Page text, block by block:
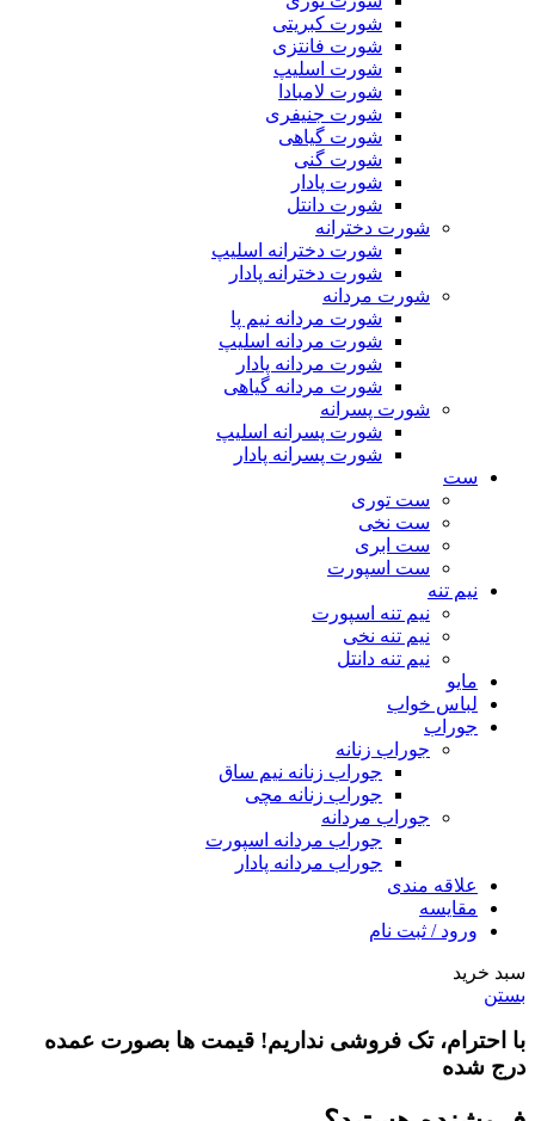
شورت کبریتی
شورت فانتزی
شورت اسلیپ
شورت لامبادا
شورت جنیفری
شورت گیاهی
شورت گنی
شورت پادار
شورت دانتل
شورت دخترانه
شورت دخترانه اسلیپ
شورت دخترانه پادار
شورت مردانه
شورت مردانه نیم پا
شورت مردانه اسلیپ
شورت مردانه پادار
شورت مردانه گیاهی
شورت پسرانه
شورت پسرانه اسلیپ
شورت پسرانه پادار
ست
ست توری
ست نخی
ست ابری
ست اسپورت
نیم تنه
نیم تنه اسپورت
نیم تنه نخی
نیم تنه دانتل
مایو
لباس خواب
جوراب
جوراب زنانه
جوراب زنانه نیم ساق
جوراب زنانه مچی
جوراب مردانه
جوراب مردانه اسپورت
جوراب مردانه پادار
علاقه مندی
مقایسه
ورود / ثبت نام
سبد خرید
بستن
با احترام، تک فروشی نداریم! قیمت ها بصورت عمده
درج شده